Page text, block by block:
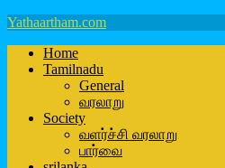
Yathaartham.com
Home
Tamilnadu
General
வரலாறு
Society
வளர்ச்சி வரலாறு
பார்வை